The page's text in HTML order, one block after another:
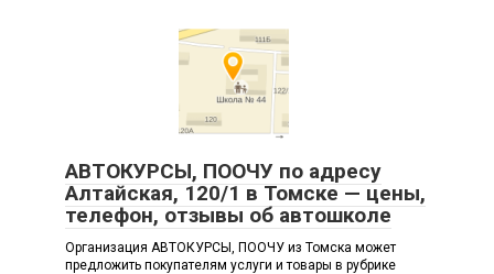
АВТОКУРСЫ, ПООЧУ по адресу
Алтайская, 120/1 в Томске — цены,
телефон, отзывы об автошколе
Организация АВТОКУРСЫ, ПООЧУ из Томска может
предложить покупателям услуги и товары в рубрике